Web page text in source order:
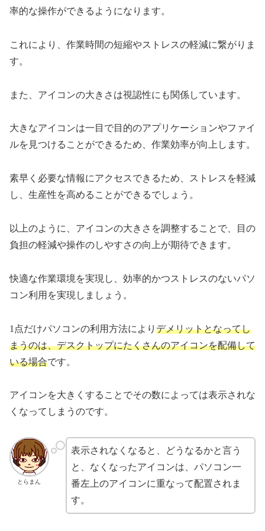
率的な操作ができるようになります。
これにより、作業時間の短縮やストレスの軽減に繋がりま
す。
また、アイコンの大きさは視認性にも関係しています。
大きなアイコンは一目で目的のアプリケーションやファイ
ルを見つけることができるため、作業効率が向上します。
素早く必要な情報にアクセスできるため、ストレスを軽減
し、生産性を高めることができるでしょう。
以上のように、アイコンの大きさを調整することで、目の
負担の軽減や操作のしやすさの向上が期待できます。
快適な作業環境を実現し、効率的かつストレスのないパソ
コン利用を実現しましょう。
1点だけパソコンの利用方法により デメリットとなってし
まうのは、デスクトップにたくさんのアイコンを配備して
いる場合です。
アイコンを大きくすることでその数によっては表示されな
くなってしまうのです。
とらまん
表示されなくなると、どうなるかと言う
と、なくなったアイコンは、パソコン一
番左上のアイコンに重なって配置されま
す。